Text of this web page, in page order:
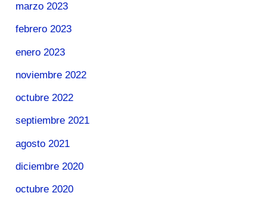
marzo 2023
febrero 2023
enero 2023
noviembre 2022
octubre 2022
septiembre 2021
agosto 2021
diciembre 2020
octubre 2020